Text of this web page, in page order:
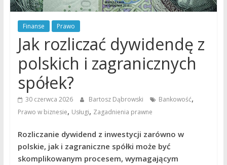
Finanse Prawo
Jak rozliczać dywidendę z
polskich i zagranicznych
spółek?
30 czerwca 2026 Bartosz Dąbrowski Bankowość,
Prawo w biznesie, Usługi, Zagadnienia prawne
Rozliczanie dywidend z inwestycji zarówno w
polskie, jak i zagraniczne spółki może być
skomplikowanym procesem, wymagającym